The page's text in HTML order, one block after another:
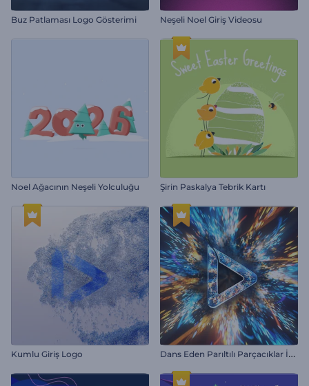
Buz Patlaması Logo Gösterimi Neşeli Noel Giriş Videosu
Noel Ağacının Neşeli Yolculuğu Şirin Paskalya Tebrik Kartı
Kumlu Giriş Logo D
ans Eden Parıltılı Parçacıklar İntro